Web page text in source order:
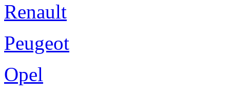
Renault
Peugeot
Opel